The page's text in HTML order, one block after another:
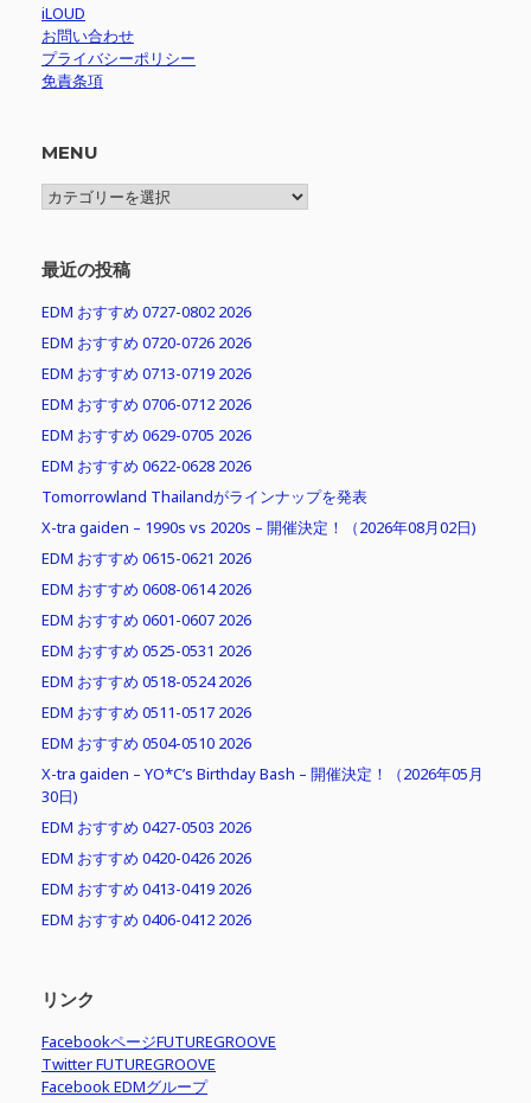
iLOUD
お問い合わせ
プライバシーポリシー
免責条項
MENU
MENU
最近の投稿
EDM おすすめ 0727-0802 2026
EDM おすすめ 0720-0726 2026
EDM おすすめ 0713-0719 2026
EDM おすすめ 0706-0712 2026
EDM おすすめ 0629-0705 2026
EDM おすすめ 0622-0628 2026
Tomorrowland Thailandがラインナップを発表
X-tra gaiden – 1990s vs 2020s – 開催決定！（2026年08月02日)
EDM おすすめ 0615-0621 2026
EDM おすすめ 0608-0614 2026
EDM おすすめ 0601-0607 2026
EDM おすすめ 0525-0531 2026
EDM おすすめ 0518-0524 2026
EDM おすすめ 0511-0517 2026
EDM おすすめ 0504-0510 2026
X-tra gaiden – YO*C’s Birthday Bash – 開催決定！（2026年05月
30日)
EDM おすすめ 0427-0503 2026
EDM おすすめ 0420-0426 2026
EDM おすすめ 0413-0419 2026
EDM おすすめ 0406-0412 2026
リンク
FacebookページFUTUREGROOVE
Twitter FUTUREGROOVE
Facebook EDMグループ